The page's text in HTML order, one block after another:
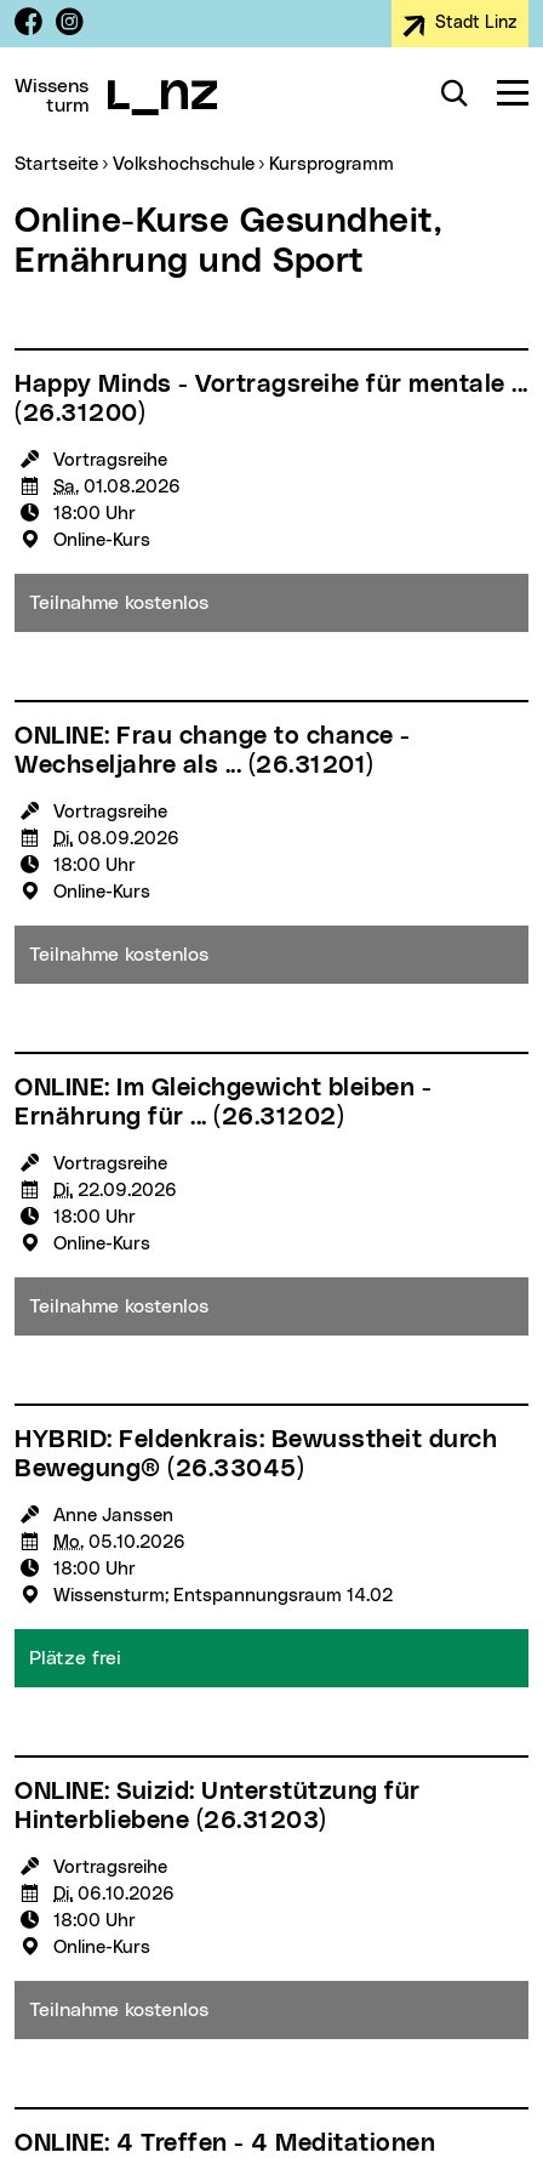
Zur Navigation
Zum Inhalt
Zur Suche
Facebook
Instagram Stadt Linz
Wissens
turm
Suche
Sie sind hier:
Startseite Volkshochschule Kursprogramm
Online-Kurse Gesundheit,
Ernährung und Sport
Happy Minds - Vortragsreihe für mentale ...
(26.31200)
KursleiterIn:
Vortragsreihe
Termin:
Sa. 01.08.2026
Uhrzeit:
18:00 Uhr
Veranstaltungsort:
Online-Kurs
Teilnahme kostenlos
ONLINE: Frau change to chance -
Wechseljahre als ... (26.31201)
KursleiterIn:
Vortragsreihe
Termin:
Di. 08.09.2026
Uhrzeit:
18:00 Uhr
Veranstaltungsort:
Online-Kurs
Teilnahme kostenlos
ONLINE: Im Gleichgewicht bleiben -
Ernährung für ... (26.31202)
KursleiterIn:
Vortragsreihe
Termin:
Di. 22.09.2026
Uhrzeit:
18:00 Uhr
Veranstaltungsort:
Online-Kurs
Teilnahme kostenlos
HYBRID: Feldenkrais: Bewusstheit durch
Bewegung® (26.33045)
KursleiterIn:
Anne Janssen
Termin:
Mo. 05.10.2026
Uhrzeit:
18:00 Uhr
Veranstaltungsort:
Wissensturm; Entspannungsraum 14.02
Plätze frei
ONLINE: Suizid: Unterstützung für
Hinterbliebene (26.31203)
KursleiterIn:
Vortragsreihe
Termin:
Di. 06.10.2026
Uhrzeit:
18:00 Uhr
Veranstaltungsort:
Online-Kurs
Teilnahme kostenlos
ONLINE: 4 Treffen - 4 Meditationen